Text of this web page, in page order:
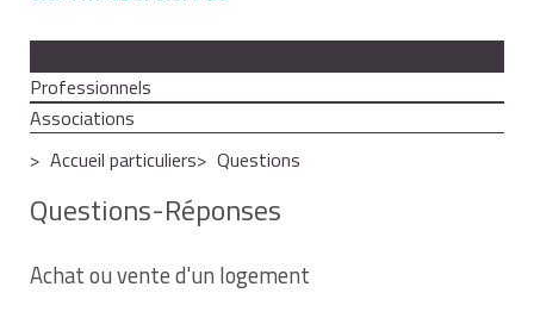
Professionnels
Associations
Accueil particuliers
Questions
Questions-Réponses
Achat ou vente d'un logement